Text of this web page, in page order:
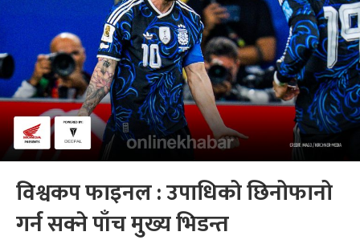
विश्वकप फाइनल : उपाधिको छिनोफानो
गर्न सक्ने पाँच मुख्य भिडन्त